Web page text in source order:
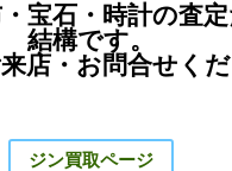
宝石・時計の査
結構です。
店・お問合せくだ
ジン買取ページ